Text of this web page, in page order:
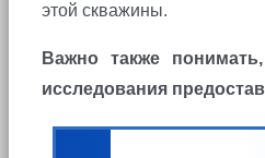
этой скважины.
Важно также
исследования